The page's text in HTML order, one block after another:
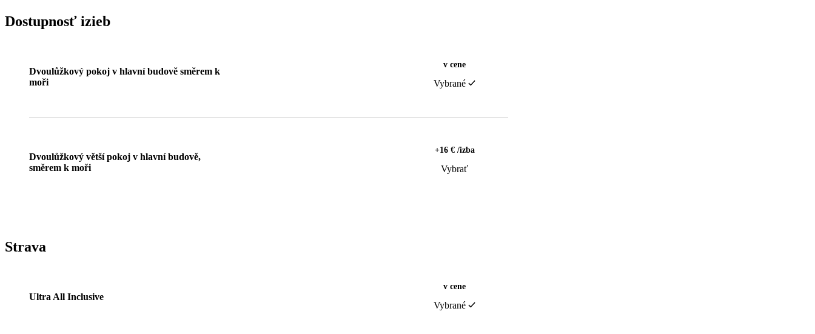
Dostupnosť izieb
Dvoulůžkový pokoj v hlavní budově směrem k
moři
v cene
Vybrané
Dvoulůžkový větší pokoj v hlavní budově,
směrem k moři
+16 € /izba
Vybrať
Strava
Ultra All Inclusive
v cene
Vybrané